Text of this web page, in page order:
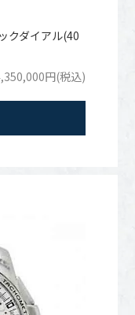
クダイアル(40
円(税込)